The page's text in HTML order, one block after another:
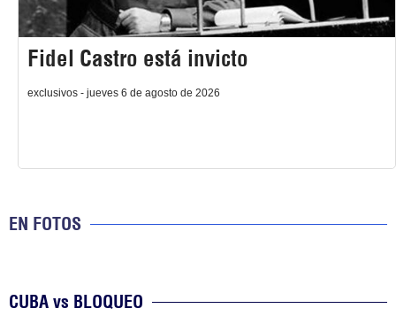
Fidel Castro está invicto
exclusivos - jueves 6 de agosto de 2026
EN FOTOS
CUBA vs BLOQUEO